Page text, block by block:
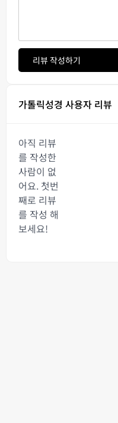
리뷰 작성하기
가톨릭성경 사용자 리뷰
아직 리뷰
를 작성한
사람이 없
어요. 첫번
째로 리뷰
를 작성 해
보세요!